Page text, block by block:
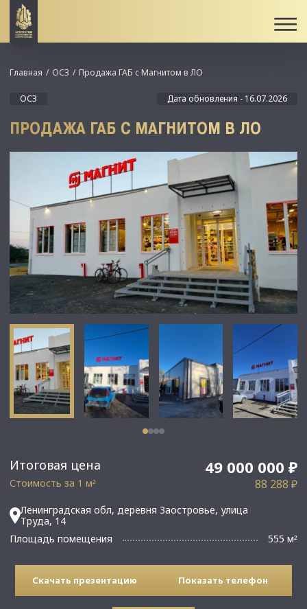
Итоговая цена 49 000 000 ₽
Стоимость за 1 м² 88 288 ₽
Ленинградская обл, деревня Заостровье, улица
Труда, 14
Площадь помещения
555 м²
Главная ОСЗ Продажа ГАБ с Магнитом в ЛО
ОСЗ Дата обновления - 16.07.2026
ПРОДАЖА ГАБ С МАГНИТОМ В ЛО
Скачать презентацию Показать телефон